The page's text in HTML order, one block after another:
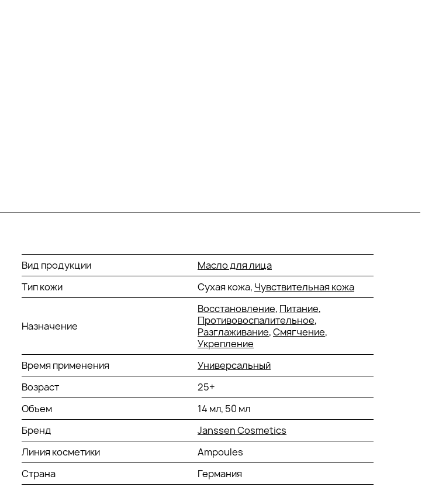
Вид продукции
Масло для лица
Тип кожи
Сухая кожа, Чувствительная кожа
Назначение
Восстановление, Питание,
Противовоспалительное,
Разглаживание,Смягчение,
Укрепление
Время применения
Универсальный
Возраст
25+
Объем
14 мл, 50 мл
Бренд
Janssen Cosmetics
Линия косметики
Ampoules
Страна
Германия